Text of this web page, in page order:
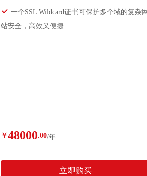
一个SSL Wildcard证书可保护多个域的复杂网
站安全，高效又便捷
￥48000.00/年
立即购买